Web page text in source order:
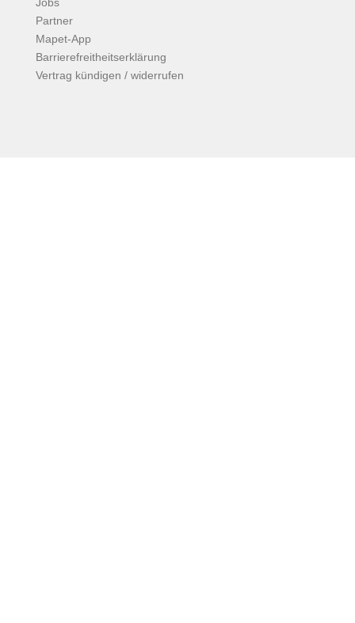
Partner
Mapet-App
Barrierefreitheitserklärung
Vertrag kündigen / widerrufen